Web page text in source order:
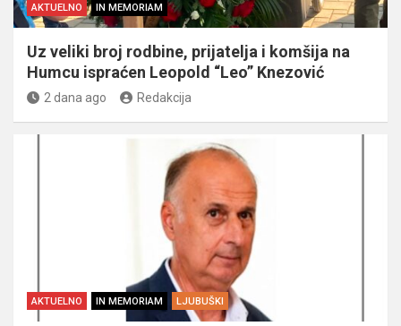
AKTUELNO IN MEMORIAM
Uz veliki broj rodbine, prijatelja i komšija na
Humcu ispraćen Leopold “Leo” Knezović
2 dana ago Redakcija
AKTUELNO IN MEMORIAM LJUBUŠKI